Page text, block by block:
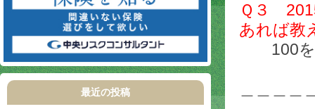
最近の投稿
Ｑ３
あれば教
100を